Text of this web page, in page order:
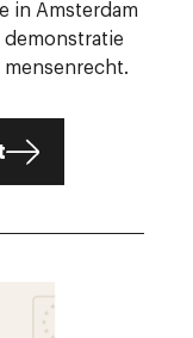
in Amsterdam
demonstratie
mensenrecht.